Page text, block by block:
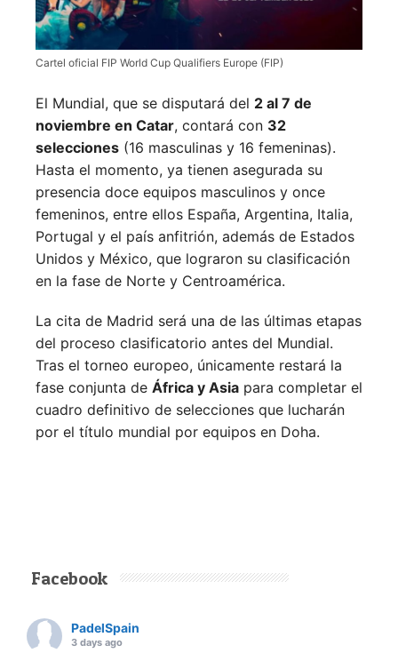
Cartel oficial FIP World Cup Qualifiers Europe (FIP)
El Mundial, que se disputará del 2 al 7 de
noviembre en Catar, contará con 32
selecciones (16 masculinas y 16 femeninas).
Hasta el momento, ya tienen asegurada su
presencia doce equipos masculinos y once
femeninos, entre ellos España, Argentina, Italia,
Portugal y el país anfitrión, además de Estados
Unidos y México, que lograron su clasificación
en la fase de Norte y Centroamérica.
La cita de Madrid será una de las últimas etapas
del proceso clasificatorio antes del Mundial.
Tras el torneo europeo, únicamente restará la
fase conjunta de África y Asia para completar el
cuadro definitivo de selecciones que lucharán
por el título mundial por equipos en Doha.
Facebook
PadelSpain
3 days ago